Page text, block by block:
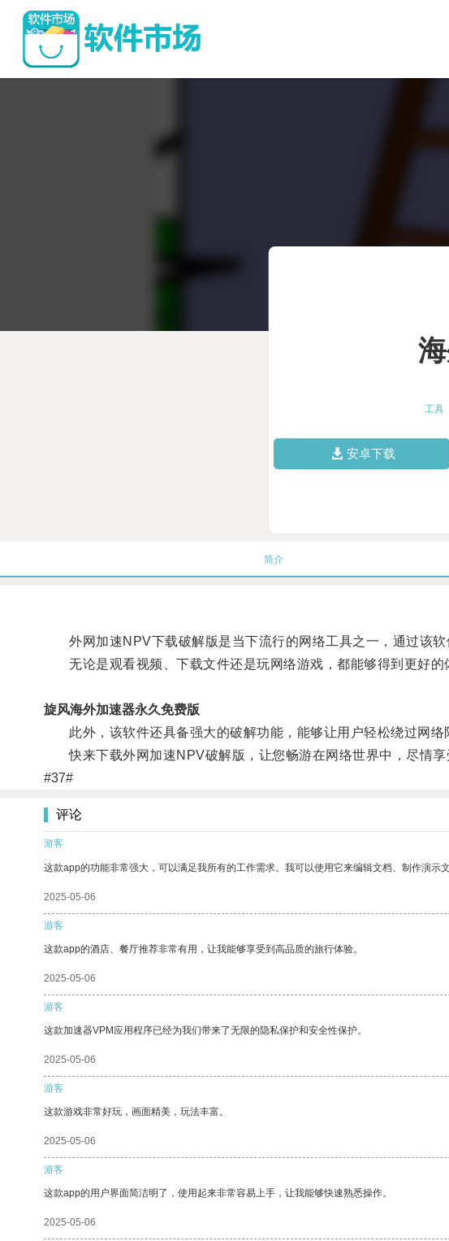
工具
安卓下载
简介
外网加速NPV下载破解版是当下流行的网络工具之一，通过该软
无论是观看视频、下载文件还是玩网络游戏，都能够得到更好的
旋风海外加速器永久免费版
此外，该软件还具备强大的破解功能，能够让用户轻松绕过网络
快来下载外网加速NPV破解版，让您畅游在网络世界中，尽情享
#37#
评论
游客
这款app的功能非常强大，可以满足我所有的工作需求。我可以使用它来编辑文档、制作演示
2025-05-06
游客
这款app的酒店、餐厅推荐非常有用，让我能够享受到高品质的旅行体验。
2025-05-06
游客
这款加速器VPM应用程序已经为我们带来了无限的隐私保护和安全性保护。
2025-05-06
游客
这款游戏非常好玩，画面精美，玩法丰富。
2025-05-06
游客
这款app的用户界面简洁明了，使用起来非常容易上手，让我能够快速熟悉操作。
2025-05-06